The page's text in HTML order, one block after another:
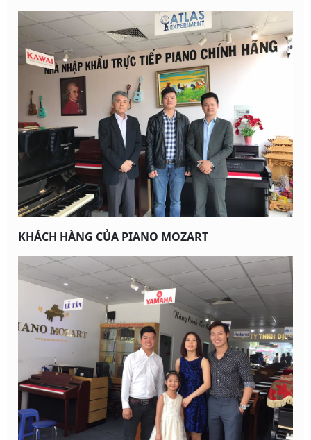
KHÁCH HÀNG CỦA PIANO MOZART